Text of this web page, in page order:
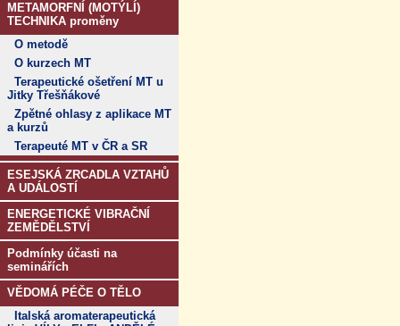
METAMORFNÍ (MOTÝLÍ)
TECHNIKA proměny
O metodě
O kurzech MT
Terapeutické ošetření MT u
Jitky Třešňákové
Zpětné ohlasy z aplikace MT
a kurzů
Terapeuté MT v ČR a SR
ESEJSKÁ ZRCADLA VZTAHŮ
A UDÁLOSTÍ
ENERGETICKÉ VIBRAČNÍ
ZEMĚDĚLSTVÍ
Podmínky účasti na
seminářích
VĚDOMÁ PÉČE O TĚLO
Italská aromaterapeutická